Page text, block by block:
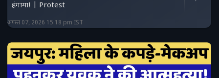
हंगामा! | Protest
अगस्त 07, 2026 15:18 pm IST